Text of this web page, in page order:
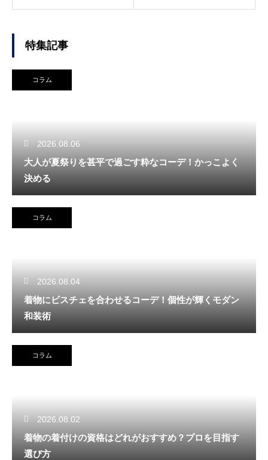
特集記事
コラム
2026.08.06
大人が夏祭りを甚平で過ごす粋なコーデ！かっこよく
決める
コラム
2026.08.04
着物にビスチェを合わせるコーデ！個性が輝くモダン
和装術
コラム
2026.08.02
着物の着付けの資格はどれがおすすめ？プロを目指す
選び方